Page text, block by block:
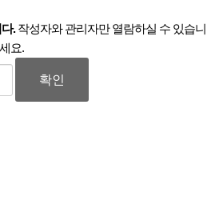
.작성자와 관리자만 열람하실 수 있습
요.